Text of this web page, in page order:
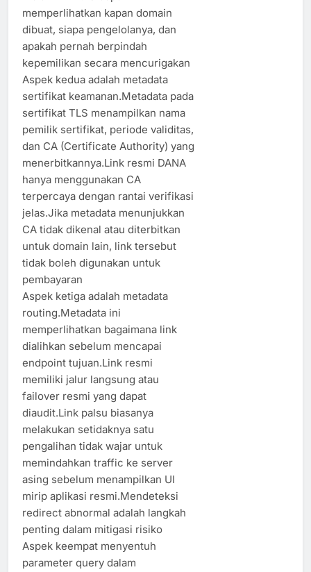
memperlihatkan kapan domain
dibuat, siapa pengelolanya, dan
apakah pernah berpindah
kepemilikan secara mencurigakan
Aspek kedua adalah metadata
sertifikat keamanan.Metadata pada
sertifikat TLS menampilkan nama
pemilik sertifikat, periode validitas,
dan CA (Certificate Authority) yang
menerbitkannya.Link resmi DANA
hanya menggunakan CA
terpercaya dengan rantai verifikasi
jelas.Jika metadata menunjukkan
CA tidak dikenal atau diterbitkan
untuk domain lain, link tersebut
tidak boleh digunakan untuk
pembayaran
Aspek ketiga adalah metadata
routing.Metadata ini
memperlihatkan bagaimana link
dialihkan sebelum mencapai
endpoint tujuan.Link resmi
memiliki jalur langsung atau
failover resmi yang dapat
diaudit.Link palsu biasanya
melakukan setidaknya satu
pengalihan tidak wajar untuk
memindahkan traffic ke server
asing sebelum menampilkan UI
mirip aplikasi resmi.Mendeteksi
redirect abnormal adalah langkah
penting dalam mitigasi risiko
Aspek keempat menyentuh
parameter query dalam